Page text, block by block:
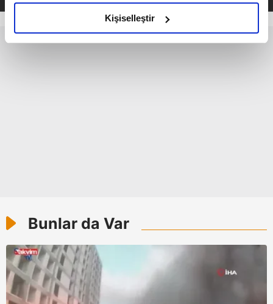
amacımızın size daha iyi bir reklam deneyimi sunmak
olduğunu ve sizlere en iyi içerikleri sunabilmek adına
elimizden gelen çabayı gösterdiğimizi ve bu noktada,
reklamların maliyetlerimizi karşılamak noktasında tek gelir
kullanılmaktadır. Diğer çerezler, sitemizin daha işlevsel
reklam/pazarlama faaliyetlerinin yapılması, amaçlarıyla
sınırlı olarak açık rızanız dahilinde kullanılacaktır.
Çerezlere ilişkin tercihlerinizi aşağıda yer alan panel
Kişiselleştir
Bunlar da Var